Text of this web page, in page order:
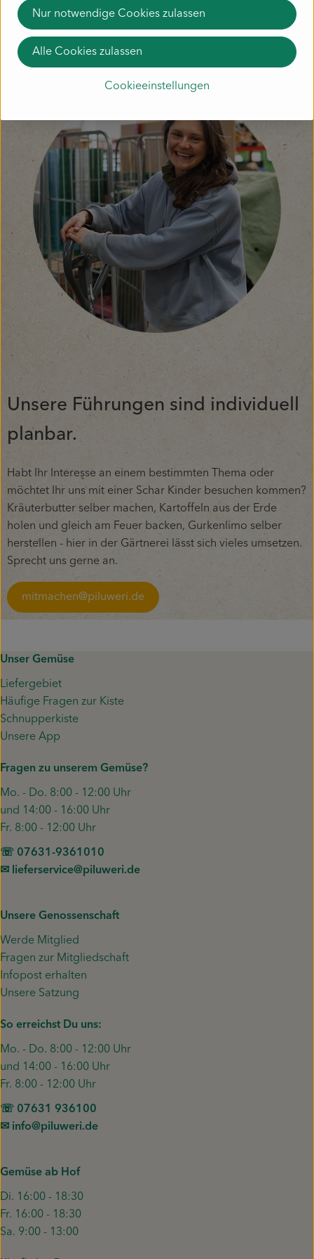
Unsere Führungen sind individuell
planbar.
Habt Ihr Interesse an einem bestimmten Thema oder
möchtet Ihr uns mit einer Schar Kinder besuchen kommen?
Kräuterbutter selber machen, Kartoffeln aus der Erde
holen und gleich am Feuer backen, Gurkenlimo selber
herstellen - hier in der Gärtnerei lässt sich vieles umsetzen.
Sprecht uns gerne an.
mitmachen@piluweri.de
Unser Gemüse
Liefergebiet
Häufige Fragen zur Kiste
Schnupperkiste
Unsere App
Fragen zu unserem Gemüse?
Mo. - Do. 8:00 - 12:00 Uhr
und 14:00 - 16:00 Uhr
Fr. 8:00 - 12:00 Uhr
☏ 07631-9361010
✉︎ lieferservice@piluweri.de
Unsere Genossenschaft
Werde Mitglied
Fragen zur Mitgliedschaft
Infopost erhalten
Unsere Satzung
So erreichst Du uns:
Mo. - Do. 8:00 - 12:00 Uhr
und 14:00 - 16:00 Uhr
Fr. 8:00 - 12:00 Uhr
☏ 07631 936100
✉︎ info@piluweri.de
Gemüse ab Hof
Di. 16:00 - 18:30
Fr. 16:00 - 18:30
Sa. 9:00 - 13:00
Cookieeinstellungen
Nur notwendige Cookies zulassen
Alle Cookies zulassen